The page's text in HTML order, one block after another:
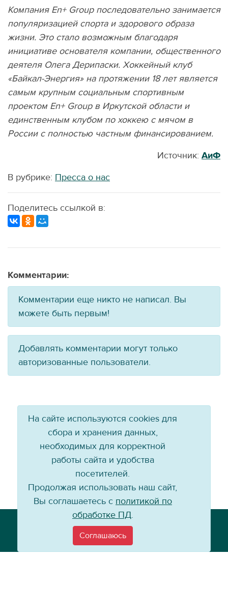
Компания En+ Group последовательно занимается
популяризацией спорта и здорового образа
жизни. Это стало возможным благодаря
инициативе основателя компании, общественного
деятеля Олега Дерипаски. Хоккейный клуб
«Байкал-Энергия» на протяжении 18 лет является
самым крупным социальным спортивным
проектом En+ Group в Иркутской области и
единственным клубом по хоккею с мячом в
России с полностью частным финансированием.
Источник: АиФ
В рубрике: Пресса о нас
Поделитесь ссылкой в:
Комментарии:
Комментарии еще никто не написал. Вы
можете быть первым!
Добавлять комментарии могут только
авторизованные пользователи.
Email:info@baikal-energy.ru
На сайте используются cookies для
сбора и хранения данных,
необходимых для корректной
работы сайта и удобства
посетителей.
Продолжая использовать наш сайт,
Вы соглашаетесь с политикой по
обработке ПД.
Соглашаюсь